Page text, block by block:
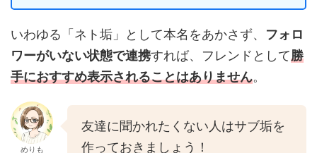
いわゆる「ネト垢」として本名をあかさず、 フォロ
ワーがいない状態で連携すれば、フレンドとして勝
手におすすめ表示されることはありません。
めりも
友達に聞かれたくない人はサブ垢を
作っておきましょう！